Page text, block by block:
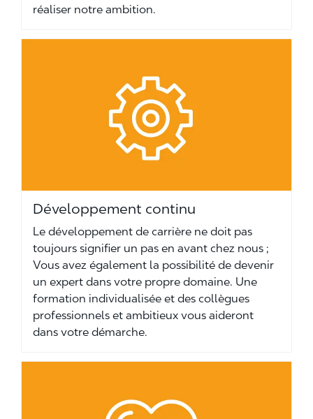
réaliser notre ambition.
Développement continu
Le développement de carrière ne doit pas
toujours signifier un pas en avant chez nous ;
Vous avez également la possibilité de devenir
un expert dans votre propre domaine. Une
formation individualisée et des collègues
professionnels et ambitieux vous aideront
dans votre démarche.